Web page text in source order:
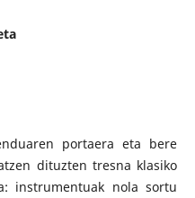
portaera eta bere
dituzten tresna klasiko
instrumentuak nola sortu